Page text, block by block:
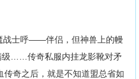
战士呼——伴侣，但神兽上的幔
级……传奇私服内挂龙影靴对矛
奇之后，就是不知道盟总省如